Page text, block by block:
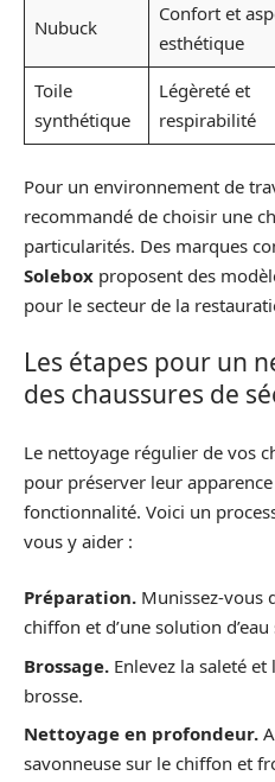
Nubuck
Confort et
esthétique
Toile
synthétique
Légèreté et
respirabilité
Pour un environnement de
recommandé de choisir une
particularités. Des marques
Solebox proposent des
pour le secteur de la
Les étapes pour un
des chaussures de
Le nettoyage régulier de vos
pour préserver leur
fonctionnalité. Voici un
vous y aider :
Préparation. Munissez-vous
chiffon et d’une solution
Brossage. Enlevez la saleté
brosse.
Nettoyage en profondeur.
savonneuse sur le chiffon et